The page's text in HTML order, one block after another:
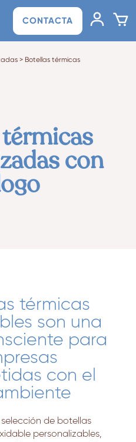
CONTACTA
> Botellas térmicas
con
térmicas
son una
para
con el
de botellas
personalizables,